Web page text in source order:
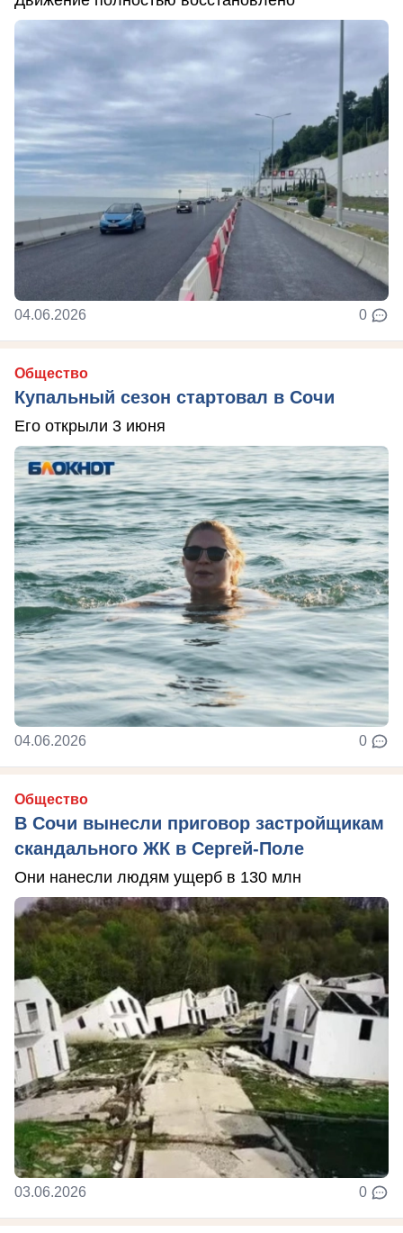
04.06.2026 0
Общество
Купальный сезон стартовал в Сочи
Его открыли 3 июня
04.06.2026 0
Общество
В Сочи вынесли приговор застройщикам
скандального ЖК в Сергей-Поле
Они нанесли людям ущерб в 130 млн
03.06.2026 0